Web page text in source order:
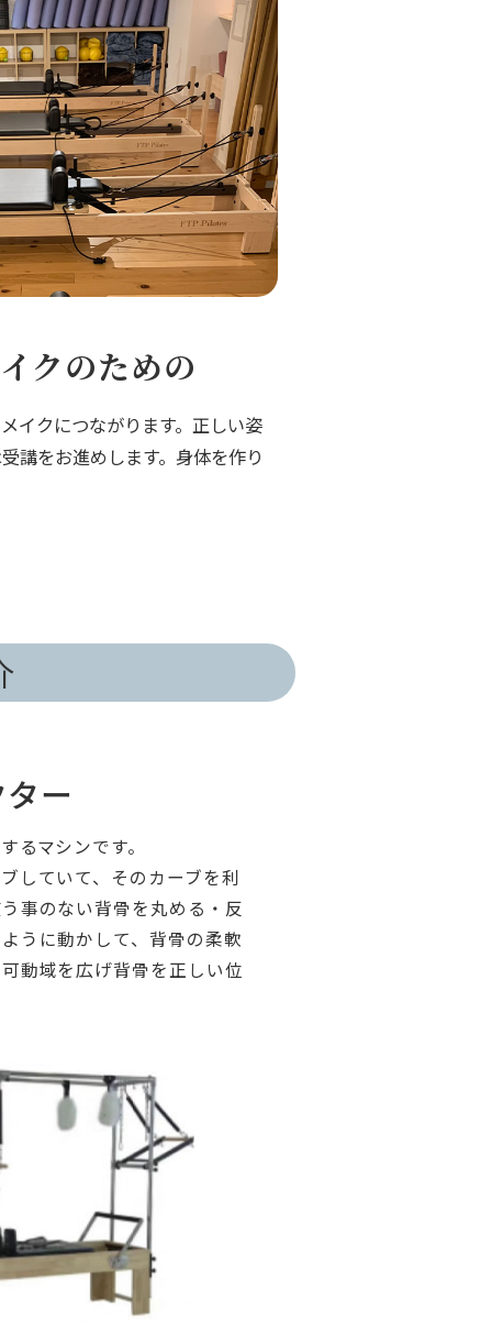
クのための
イクにつながります。正しい姿
講をお進めします。身体を作り
ー
るマシンです。
していて、そのカーブを利
事のない背骨を丸める・反
うに動かして、背骨の柔軟
動域を広げ背骨を正しい位